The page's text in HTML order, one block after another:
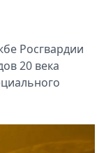
Росгвардии
20 века